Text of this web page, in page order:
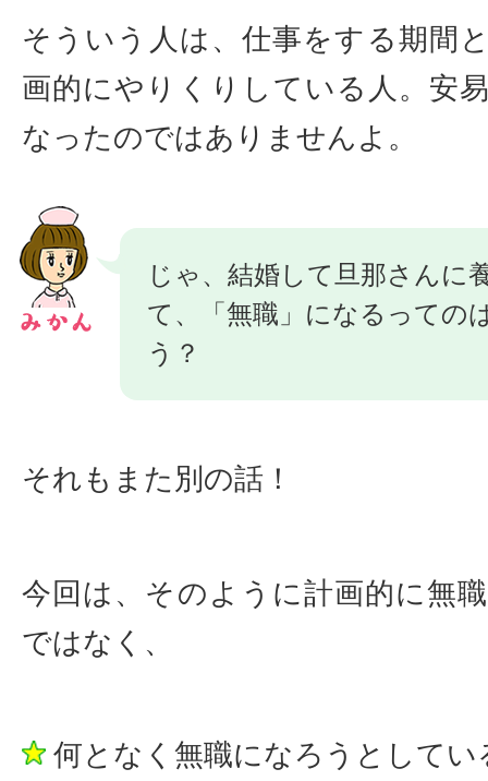
そういう人は、仕事をする期間
画的にやりくりしている人。安
なったのではありませんよ。
じゃ、結婚して旦那さんに
て、「無職」になるっての
う？
それもまた別の話！
今回は、そのように計画的に無
ではなく、
何となく無職になろうとしてい